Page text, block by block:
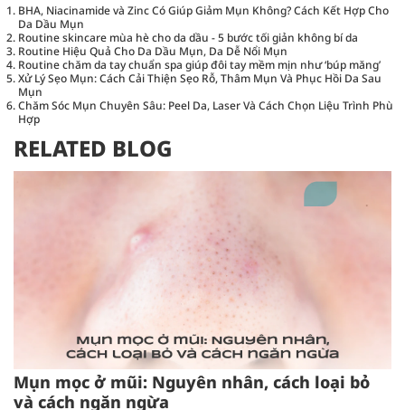
BHA, Niacinamide và Zinc Có Giúp Giảm Mụn Không? Cách Kết Hợp Cho
Da Dầu Mụn
Routine skincare mùa hè cho da dầu - 5 bước tối giản không bí da
Routine Hiệu Quả Cho Da Dầu Mụn, Da Dễ Nổi Mụn
Routine chăm da tay chuẩn spa giúp đôi tay mềm mịn như ‘búp măng’
Xử Lý Sẹo Mụn: Cách Cải Thiện Sẹo Rỗ, Thâm Mụn Và Phục Hồi Da Sau
Mụn
Chăm Sóc Mụn Chuyên Sâu: Peel Da, Laser Và Cách Chọn Liệu Trình Phù
Hợp
RELATED BLOG
Mụn mọc ở mũi: Nguyên nhân, cách loại bỏ
và cách ngăn ngừa